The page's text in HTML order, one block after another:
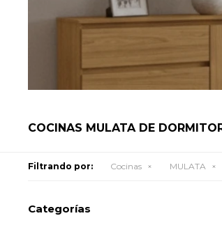
COCINAS MULATA DE
Filtrando por: Cocinas MULATA
Categorías